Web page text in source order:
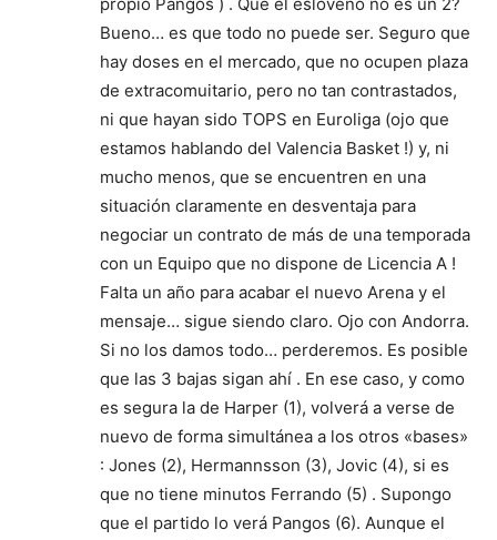
Bueno… es que todo no puede ser. Seguro que
hay doses en el mercado, que no ocupen plaza
de extracomuitario, pero no tan contrastados,
ni que hayan sido TOPS en Euroliga (ojo que
estamos hablando del Valencia Basket !) y, ni
mucho menos, que se encuentren en una
situación claramente en desventaja para
negociar un contrato de más de una temporada
con un Equipo que no dispone de Licencia A !
Falta un año para acabar el nuevo Arena y el
mensaje… sigue siendo claro. Ojo con Andorra.
Si no los damos todo… perderemos. Es posible
que las 3 bajas sigan ahí . En ese caso, y como
es segura la de Harper (1), volverá a verse de
nuevo de forma simultánea a los otros «bases»
: Jones (2), Hermannsson (3), Jovic (4), si es
que no tiene minutos Ferrando (5) . Supongo
que el partido lo verá Pangos (6). Aunque el